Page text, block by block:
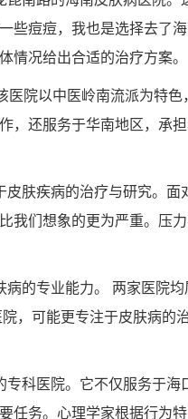
些痘痘，我也是选择去了
情况给出合适的治疗方案。
院以中医岭南流派为特色
，还服务于华南地区，承
肤疾病的治疗与研究。面
我们想象的更为严重。压
的专业能力。 两家医院
，可能更专注于皮肤病的
科医院。它不仅服务于海
任务。心理学家根据行为